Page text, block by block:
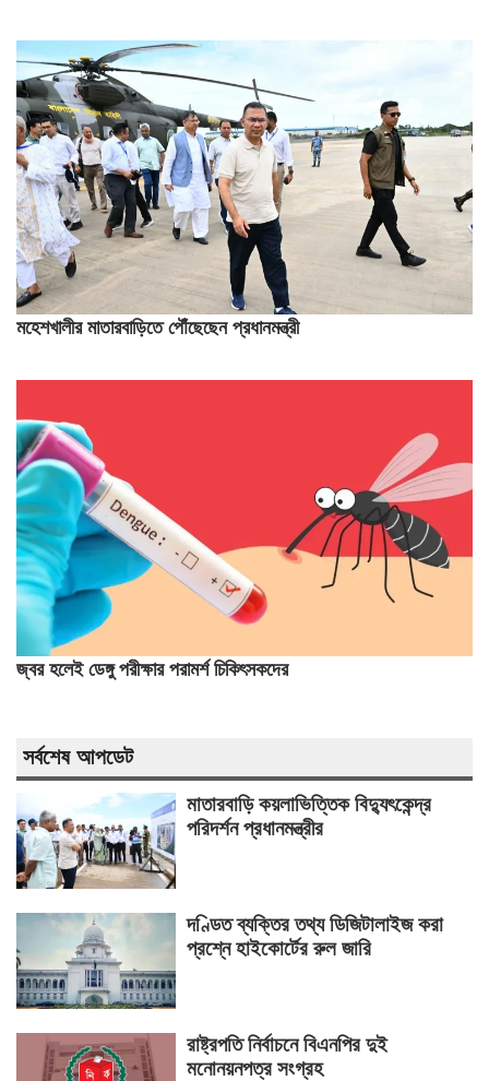
মহেশখালীর মাতারবাড়িতে পৌঁছেছেন প্রধানমন্ত্রী
জ্বর হলেই ডেঙ্গু পরীক্ষার পরামর্শ চিকিৎসকদের
সর্বশেষ আপডেট
মাতারবাড়ি কয়লাভিত্তিক বিদ্যুৎকেন্দ্র
পরিদর্শন প্রধানমন্ত্রীর
দণ্ডিত ব্যক্তির তথ্য ডিজিটালাইজ করা
প্রশ্নে হাইকোর্টের রুল জারি
রাষ্ট্রপতি নির্বাচনে বিএনপির দুই
মনোনয়নপত্র সংগ্রহ